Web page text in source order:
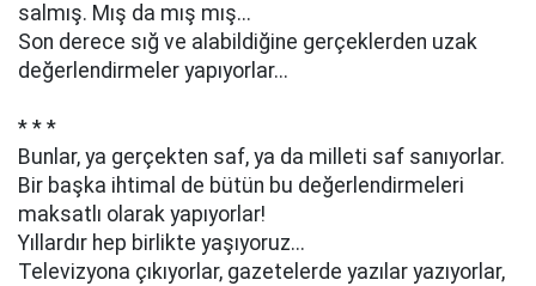
salmış. Mış da mış mış...
Son derece sığ ve alabildiğine gerçeklerden uzak
değerlendirmeler yapıyorlar...
* * *
Bunlar, ya gerçekten saf, ya da milleti saf sanıyorlar.
Bir başka ihtimal de bütün bu değerlendirmeleri
maksatlı olarak yapıyorlar!
Yıllardır hep birlikte yaşıyoruz...
Televizyona çıkıyorlar, gazetelerde yazılar yazıyorlar,